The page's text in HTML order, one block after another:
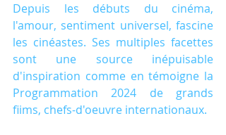
Depuis les débuts du cinéma,
l'amour, sentiment universel, fascine
les cinéastes. Ses multiples facettes
sont une source inépuisable
d'inspiration comme en témoigne la
Programmation 2024 de grands
fiims, chefs-d'oeuvre internationaux.